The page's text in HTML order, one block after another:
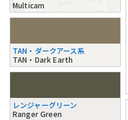
Multicam
TAN・ダークアース系
TAN・Dark Earth
レンジャーグリーン
Ranger Green